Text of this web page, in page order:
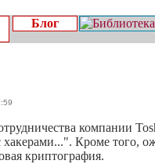
Блог
компании
хакерами...". Кроме того,
криптография.